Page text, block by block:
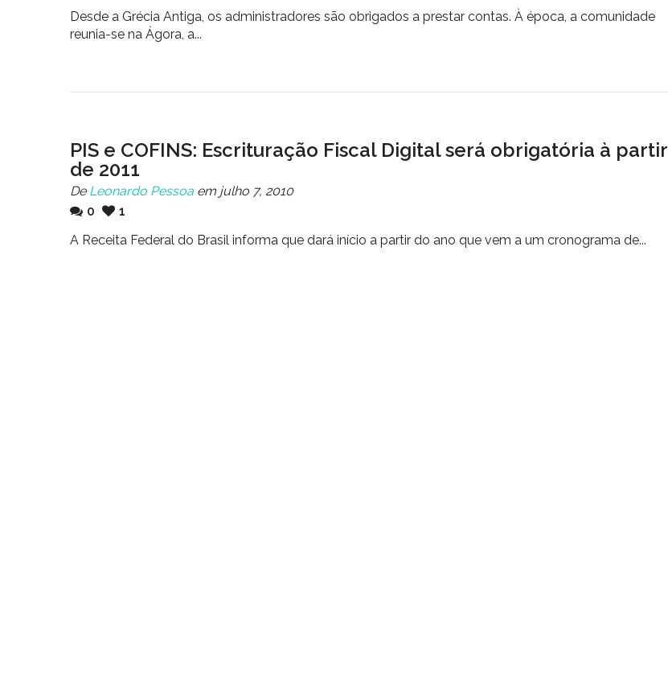
Desde a Grécia Antiga, os administradores são obrigados a prestar contas. À época, a comunidade
reunia-se na Ágora, a...
PIS e COFINS: Escrituração Fiscal Digital será obrigatória à partir
de 2011
De Leonardo Pessoa em julho 7, 2010
0
1
A Receita Federal do Brasil informa que dará início a partir do ano que vem a um cronograma de...